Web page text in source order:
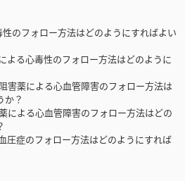
のフォロー方法はどのようにすればよい
る心毒性のフォロー方法はどのように
薬による心血管障害のフォロー方法は
か？
よる心血管障害のフォロー方法はどの
症のフォロー方法はどのようにすれば